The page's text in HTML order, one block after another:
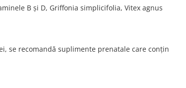
B și D, Griffonia simplicifolia, Vitex agnus
se recomandă suplimente prenatale care conțin